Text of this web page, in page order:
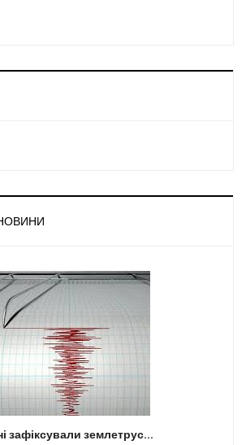
зафіксували землетрус...